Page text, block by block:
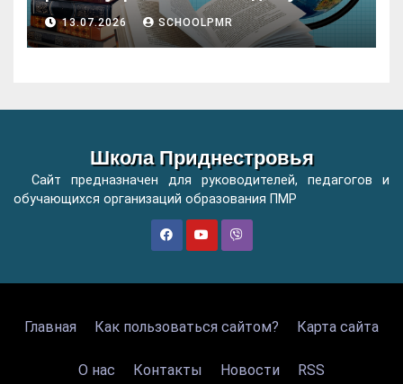
початкових класів організацій
загальної освіти
13.07.2026 SCHOOLPMR
Школа Приднестровья
Сайт предназначен для руководителей, педагогов и
обучающихся организаций образования ПМР
Главная Как пользоваться сайтом? Карта сайта
О нас Контакты Новости RSS